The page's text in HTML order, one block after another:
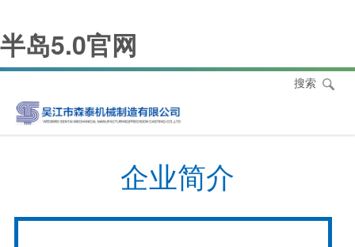
半岛5.0官网
搜索
企业简介